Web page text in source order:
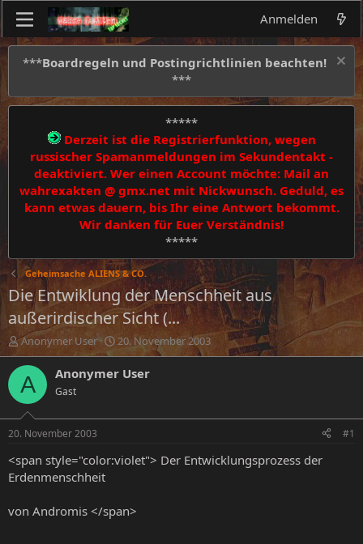
Anmelden
***Boardregeln und Postingrichtlinien beachten!
***
*****
Derzeit ist die Registrierfunktion, wegen
russischer Spamanmeldungen im Sekundentakt -
deaktiviert. Wer einen Account möchte: Mail an
wahrexakten @ gmx.net mit Nickwunsch. Geduld, es
kann etwas dauern, bis Ihr eine Antwort bekommt.
Wir danken für Euer Verständnis!
*****
Geheimsache ALIENS & CO.
Die Entwiklung der Menschheit aus
außerirdischer Sicht (...
E
r
s
t
l
e
r
Anonymer User
E
r
s
a
20. November 2003
A Anonymer User
Gast
20. November 2003 #1
<span style="color:violet"> Der Entwicklungsprozess der
Erdenmenschheit
von Andromis </span>